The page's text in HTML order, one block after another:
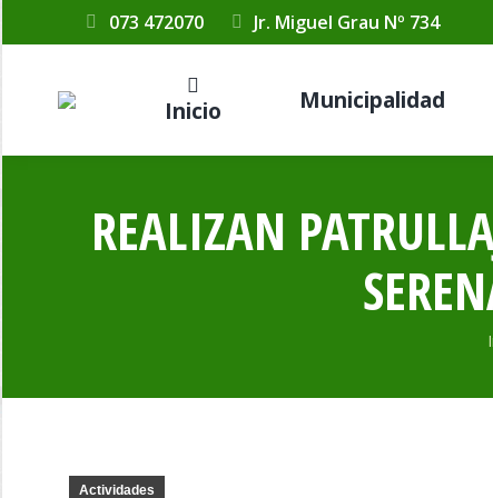
073 472070 Jr. Miguel Grau Nº 734
Inicio Municipalidad
REALIZAN
Actividades